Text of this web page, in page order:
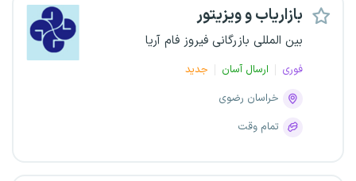
بازاریاب و ویزیتور
بین المللی بازرگانی فیروز فام آریا
فوری ارسال آسان
جدید
خراسان رضوی
تمام وقت